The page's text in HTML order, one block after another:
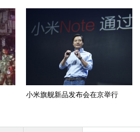
小米旗舰新品发布会在京举行